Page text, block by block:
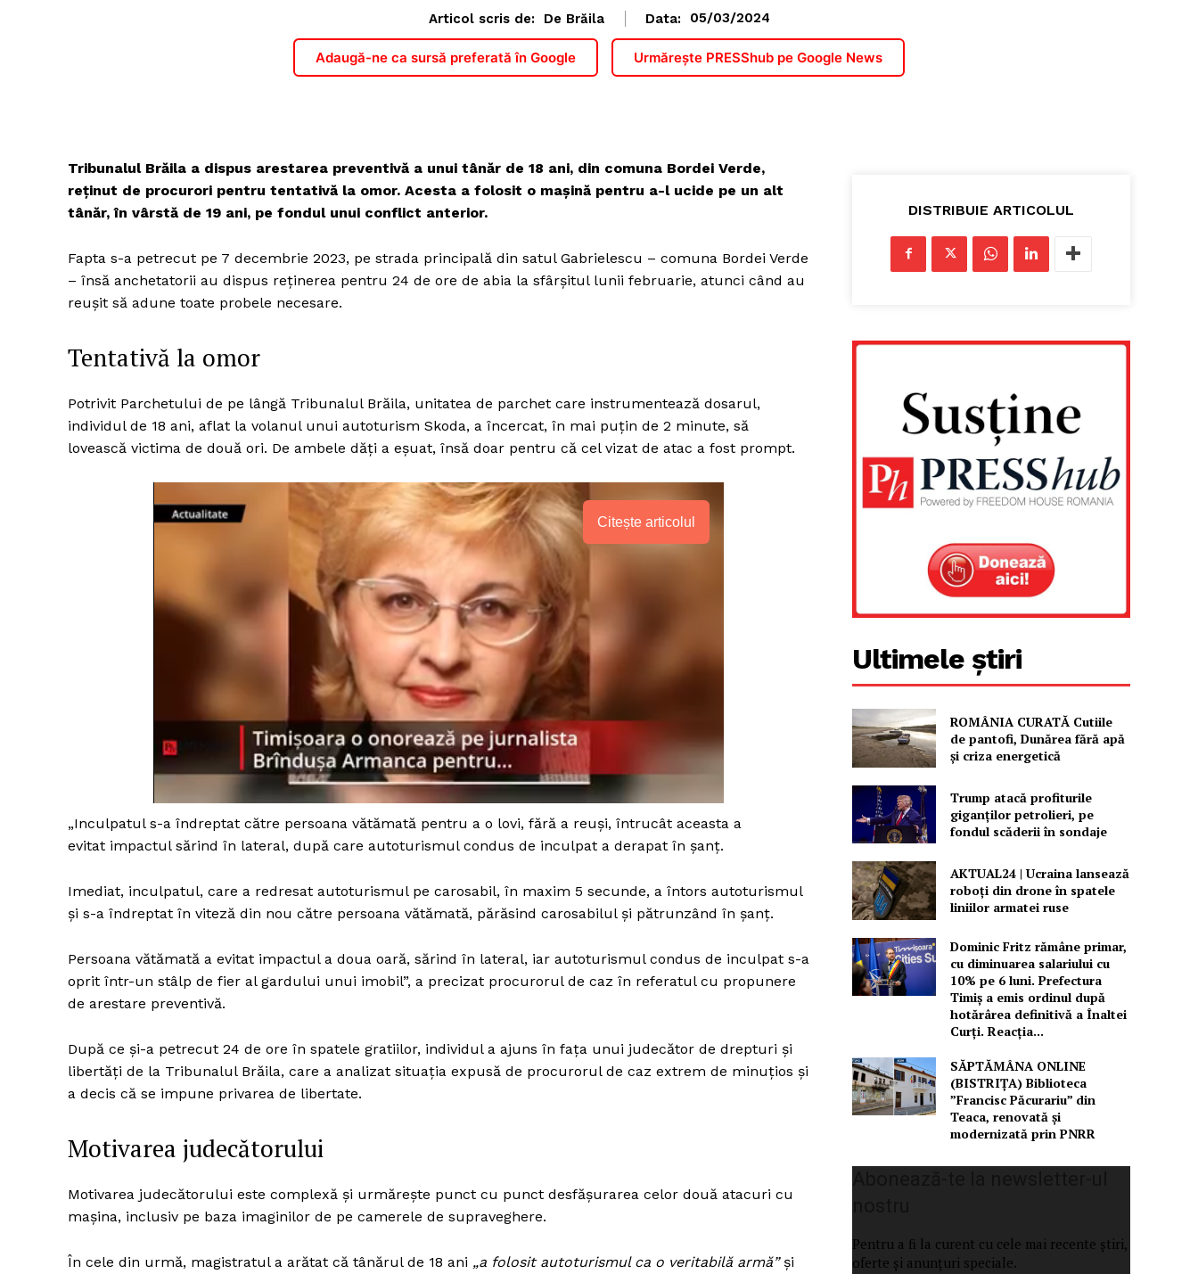
Un proiect
Despre noi / Echipa
Contact
Articol scris de: De Brăila Data: 05/03/2024
Adaugă-ne ca sursă preferată în Google Urmărește PRESShub pe Google News
Tribunalul Brăila a dispus arestarea preventivă a unui tânăr de 18 ani, din comuna Bordei Verde,
reținut de procurori pentru tentativă la omor. Acesta a folosit o mașină pentru a-l ucide pe un alt
tânăr, în vârstă de 19 ani, pe fondul unui conflict anterior.
Fapta s-a petrecut pe 7 decembrie 2023, pe strada principală din satul Gabrielescu – comuna Bordei Verde
– însă anchetatorii au dispus reținerea pentru 24 de ore de abia la sfârșitul lunii februarie, atunci când au
reușit să adune toate probele necesare.
Tentativă la omor
Potrivit Parchetului de pe lângă Tribunalul Brăila, unitatea de parchet care instrumentează dosarul,
individul de 18 ani, aflat la volanul unui autoturism Skoda, a încercat, în mai puțin de 2 minute, să
lovească victima de două ori. De ambele dăți a eșuat, însă doar pentru că cel vizat de atac a fost prompt.
Citește articolul
„Inculpatul s-a îndreptat către persoana vătămată pentru a o lovi, fără a reuşi, întrucât aceasta a
evitat impactul sărind în lateral, după care autoturismul condus de inculpat a derapat în şanţ.
Imediat, inculpatul, care a redresat autoturismul pe carosabil, în maxim 5 secunde, a întors autoturismul
şi s-a îndreptat în viteză din nou către persoana vătămată, părăsind carosabilul şi pătrunzând în şanţ.
Persoana vătămată a evitat impactul a doua oară, sărind în lateral, iar autoturismul condus de inculpat s-a
oprit într-un stâlp de fier al gardului unui imobil”, a precizat procurorul de caz în referatul cu propunere
de arestare preventivă.
După ce și-a petrecut 24 de ore în spatele gratiilor, individul a ajuns în fața unui judecător de drepturi și
libertăți de la Tribunalul Brăila, care a analizat situația expusă de procurorul de caz extrem de minuțios și
a decis că se impune privarea de libertate.
Motivarea judecătorului
Motivarea judecătorului este complexă și urmărește punct cu punct desfășurarea celor două atacuri cu
mașina, inclusiv pe baza imaginilor de pe camerele de supraveghere.
În cele din urmă, magistratul a arătat că tânărul de 18 ani „a folosit autoturismul ca o veritabilă armă”și
DISTRIBUIE ARTICOLUL
Ultimele știri
ROMÂNIA CURATĂ Cutiile
de pantofi, Dunărea fără apă
și criza energetică
Trump atacă profiturile
giganților petrolieri, pe
fondul scăderii în sondaje
AKTUAL24 | Ucraina lansează
roboți din drone în spatele
liniilor armatei ruse
Dominic Fritz rămâne primar,
cu diminuarea salariului cu
10% pe 6 luni. Prefectura
Timiș a emis ordinul după
hotărârea definitivă a Înaltei
Curți. Reacția...
SĂPTĂMÂNA ONLINE
(BISTRIȚA) Biblioteca
”Francisc Păcurariu” din
Teaca, renovată și
modernizată prin PNRR
Pentru a fi la curent cu cele mai recente știri,
oferte și anunțuri speciale.